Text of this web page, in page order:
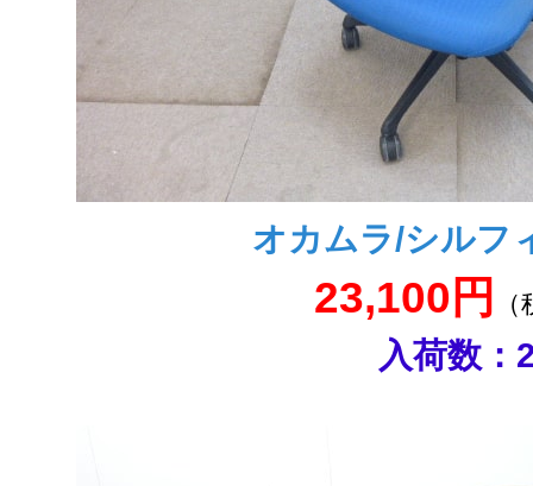
オカムラ/シルフ
23,100円
入荷数：